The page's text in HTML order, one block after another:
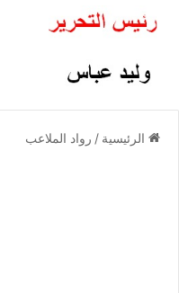
الرئيسية / رواد الملاعب